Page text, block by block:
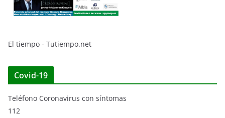
El tiempo - Tutiempo.net
Covid-19
Teléfono Coronavirus con síntomas
112